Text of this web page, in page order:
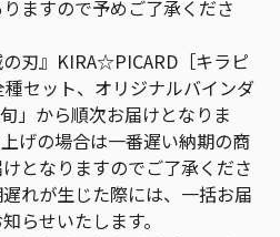
ますので予めご了承くださ
刃』KIRA☆PICARD［キラピ
セット、オリジナルバインダ
」から順次お届けとなりま
げの場合は一番遅い納期の商
となりますのでご了承くださ
れが生じた際には、一括お届
らせいたします。